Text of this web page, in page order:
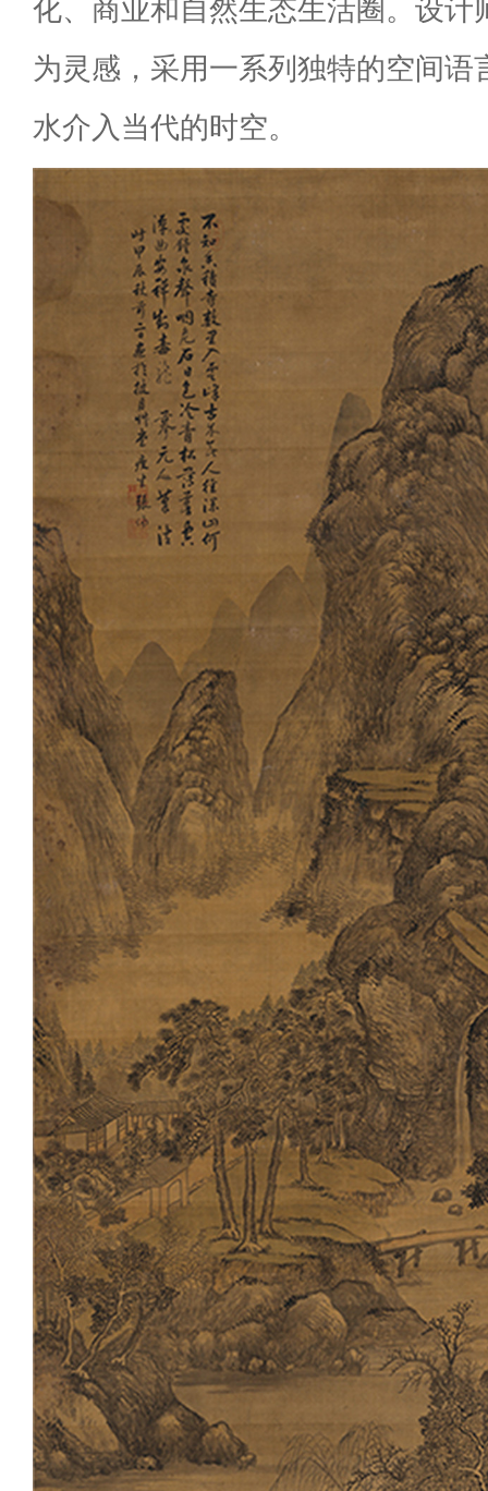
化、商业和自然生态生活圈。设计
为灵感，采用一系列独特的空间语
水介入当代的时空。